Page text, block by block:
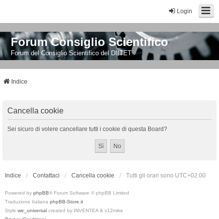
Login
Forum Consiglio Scientifico
Forum del Consiglio Scientifico del DIITET
Indice
Cancella cookie
Sei sicuro di volere cancellare tutti i cookie di questa Board?
Indice Contattaci Cancella cookie Tutti gli orari sono UTC+02:00
Powered by phpBB® Forum Software © phpBB Limited
Traduzione Italiana phpBB-Store.it
Style we_universal created by INVENTEA & v12mike